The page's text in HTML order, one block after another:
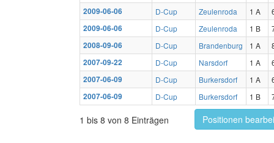
2009-06-06
D-Cup Zeulenroda 1 A
2009-06-06
D-Cup Zeulenroda 1 B
2008-09-06
D-Cup Brandenburg 1 A
2007-09-22
D-Cup Narsdorf 1 A
2007-06-09
D-Cup Burkersdorf 1 A
2007-06-09
D-Cup Burkersdorf 1 B
1 bis 8 von 8 Einträgen Positionen